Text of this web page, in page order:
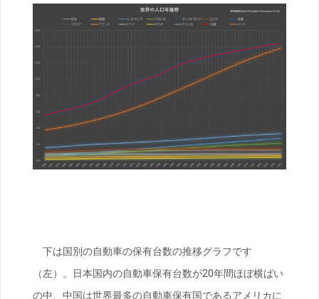
下は国別の自動車の保有台数の推移グラフです
（左）。日本国内の自動車保有台数が20年間ほぼ横ばい
の中、中国は世界最多の自動車保有国であるアメリカに